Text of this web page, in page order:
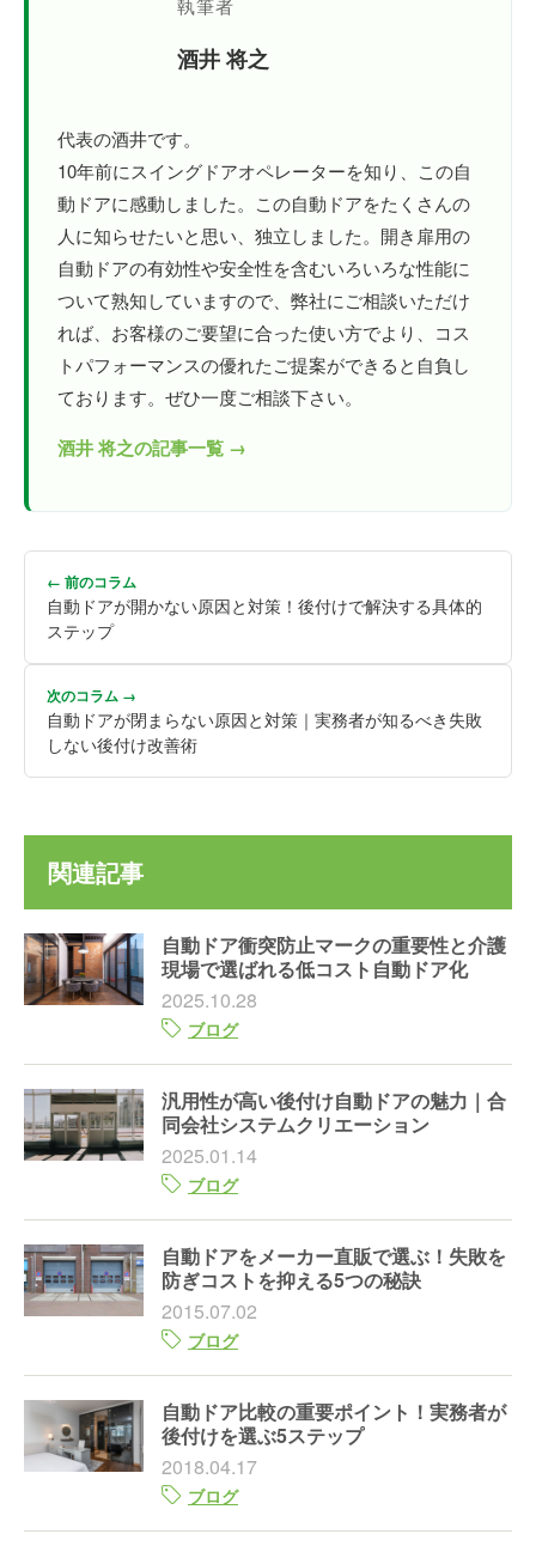
執筆者
酒井 将之
代表の酒井です。
10年前にスイングドアオペレーターを知り、この自
動ドアに感動しました。この自動ドアをたくさんの
人に知らせたいと思い、独立しました。開き扉用の
自動ドアの有効性や安全性を含むいろいろな性能に
ついて熟知していますので、弊社にご相談いただけ
れば、お客様のご要望に合った使い方でより、コス
トパフォーマンスの優れたご提案ができると自負し
ております。ぜひ一度ご相談下さい。
酒井 将之の記事一覧 →
← 前のコラム
自動ドアが開かない原因と対策！後付けで解決する具体的
ステップ
次のコラム →
自動ドアが閉まらない原因と対策｜実務者が知るべき失敗
しない後付け改善術
関連記事
自動ドア衝突防止マークの重要性と介護
現場で選ばれる低コスト自動ドア化
2025.10.28
ブログ
汎用性が高い後付け自動ドアの魅力｜合
同会社システムクリエーション
2025.01.14
ブログ
自動ドアをメーカー直販で選ぶ！失敗を
防ぎコストを抑える5つの秘訣
2015.07.02
ブログ
自動ドア比較の重要ポイント！実務者が
後付けを選ぶ5ステップ
2018.04.17
ブログ